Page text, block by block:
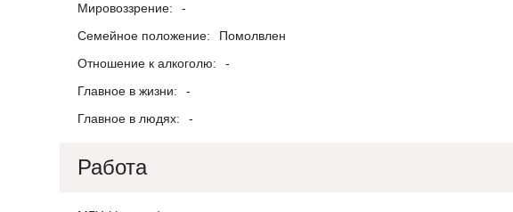
Мировоззрение:
-
Семейное положение:
Помолвлен
Отношение к алкоголю:
-
Главное в жизни:
-
Главное в людях:
-
Работа